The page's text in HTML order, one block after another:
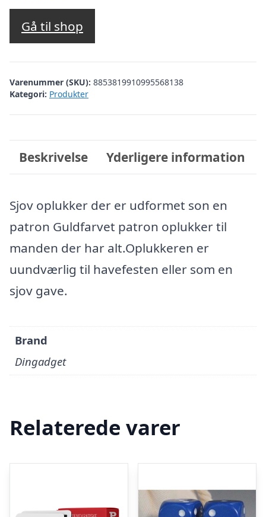
Gå til shop
Varenummer (SKU): 8853819910995568138
Kategori: Produkter
Beskrivelse Yderligere information
Sjov oplukker der er udformet son en
patron Guldfarvet patron oplukker til
manden der har alt.Oplukkeren er
uundværlig til havefesten eller som en
sjov gave.
Brand
Dingadget
Relaterede varer